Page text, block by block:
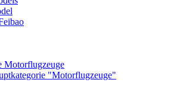
Motorflugzeuge
"Motorflugzeuge"